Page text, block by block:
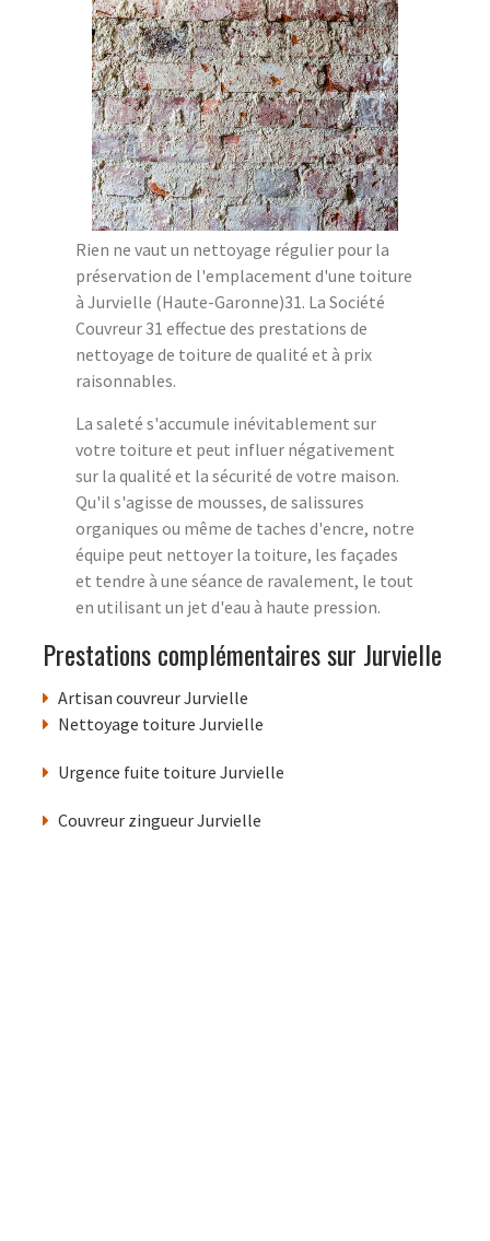
Rien ne vaut un nettoyage régulier pour la
préservation de l'emplacement d'une toiture
à Jurvielle (Haute-Garonne)31. La Société
Couvreur 31 effectue des prestations de
nettoyage de toiture de qualité et à prix
raisonnables.
La saleté s'accumule inévitablement sur
votre toiture et peut influer négativement
sur la qualité et la sécurité de votre maison.
Qu'il s'agisse de mousses, de salissures
organiques ou même de taches d'encre, notre
équipe peut nettoyer la toiture, les façades
et tendre à une séance de ravalement, le tout
en utilisant un jet d'eau à haute pression.
Prestations complémentaires sur Jurvielle
Artisan couvreur Jurvielle
Nettoyage toiture Jurvielle
Urgence fuite toiture Jurvielle
Couvreur zingueur Jurvielle